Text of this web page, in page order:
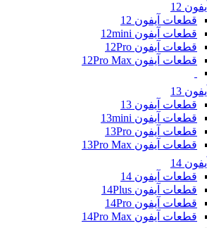
آیفون 12
قطعات آیفون 12
قطعات آیفون 12mini
قطعات آیفون 12Pro
قطعات آیفون 12Pro Max
آیفون 13
قطعات آیفون 13
قطعات آیفون 13mini
قطعات آیفون 13Pro
قطعات آیفون 13Pro Max
آیفون 14
قطعات آیفون 14
قطعات آیفون 14Plus
قطعات آیفون 14Pro
قطعات آیفون 14Pro Max